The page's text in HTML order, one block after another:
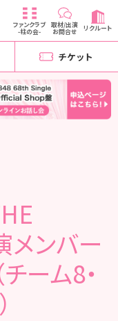
ファンクラブ
-柱の会-
取材/出演
お問合せ リクルート
チケット
メンバー
ーム8・